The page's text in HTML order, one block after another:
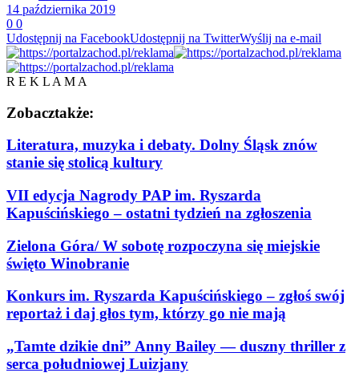
14 października 2019
0 0
Udostępnij na FacebookUdostępnij na TwitterWyślij na e-mail
R E K L A M A
Zobacztakże:
Literatura, muzyka i debaty. Dolny Śląsk znów
stanie się stolicą kultury
VII edycja Nagrody PAP im. Ryszarda
Kapuścińskiego – ostatni tydzień na zgłoszenia
Zielona Góra/ W sobotę rozpoczyna się miejskie
święto Winobranie
Konkurs im. Ryszarda Kapuścińskiego – zgłoś swój
reportaż i daj głos tym, którzy go nie mają
„Tamte dzikie dni” Anny Bailey — duszny thriller z
serca południowej Luizjany